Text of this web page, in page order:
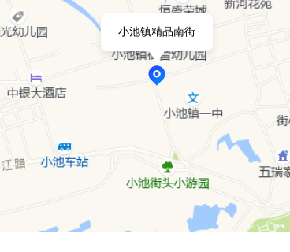
小池镇精品南街